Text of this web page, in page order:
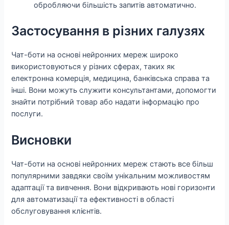
обробляючи більшість запитів автоматично.
Застосування в різних галузях
Чат-боти на основі нейронних мереж широко
використовуються у різних сферах, таких як
електронна комерція, медицина, банківська справа та
інші. Вони можуть служити консультантами, допомогти
знайти потрібний товар або надати інформацію про
послуги.
Висновки
Чат-боти на основі нейронних мереж стають все більш
популярними завдяки своїм унікальним можливостям
адаптації та вивчення. Вони відкривають нові горизонти
для автоматизації та ефективності в області
обслуговування клієнтів.